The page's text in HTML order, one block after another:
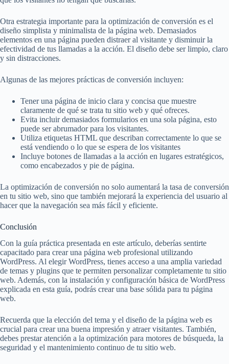
Otra estrategia importante para la optimización de conversión es el
diseño simplista y minimalista de la página web. Demasiados
elementos en una página pueden distraer al visitante y disminuir la
efectividad de tus llamadas a la acción. El diseño debe ser limpio, claro
y sin distracciones.
Algunas de las mejores prácticas de conversión incluyen:
Tener una página de inicio clara y concisa que muestre
claramente de qué se trata tu sitio web y qué ofreces.
Evita incluir demasiados formularios en una sola página, esto
puede ser abrumador para los visitantes.
Utiliza etiquetas HTML que describan correctamente lo que se
está vendiendo o lo que se espera de los visitantes
Incluye botones de llamadas a la acción en lugares estratégicos,
como encabezados y pie de página.
La optimización de conversión no solo aumentará la tasa de conversión
en tu sitio web, sino que también mejorará la experiencia del usuario al
hacer que la navegación sea más fácil y eficiente.
Conclusión
Con la guía práctica presentada en este artículo, deberías sentirte
capacitado para crear una página web profesional utilizando
WordPress. Al elegir WordPress, tienes acceso a una amplia variedad
de temas y plugins que te permiten personalizar completamente tu sitio
web. Además, con la instalación y configuración básica de WordPress
explicada en esta guía, podrás crear una base sólida para tu página
web.
Recuerda que la elección del tema y el diseño de la página web es
crucial para crear una buena impresión y atraer visitantes. También,
debes prestar atención a la optimización para motores de búsqueda, la
seguridad y el mantenimiento continuo de tu sitio web.